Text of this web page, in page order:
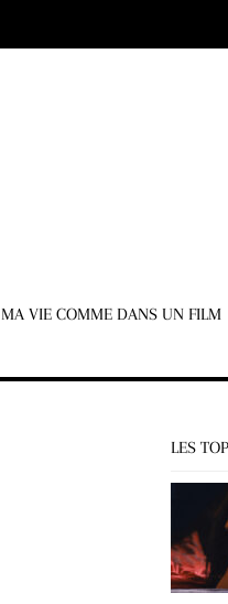
MA VIE COMME DANS UN FILM
LES